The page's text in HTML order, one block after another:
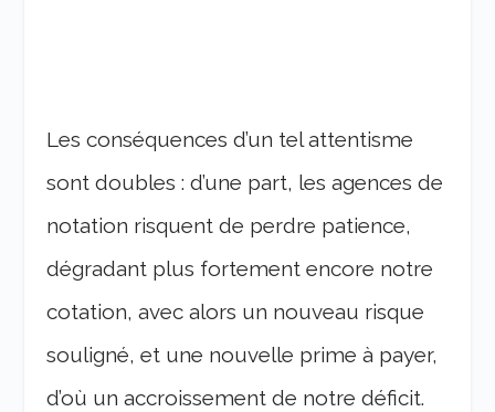
Les conséquences d’un tel attentisme
sont doubles : d’une part, les agences de
notation risquent de perdre patience,
dégradant plus fortement encore notre
cotation, avec alors un nouveau risque
souligné, et une nouvelle prime à payer,
d’où un accroissement de notre déficit.